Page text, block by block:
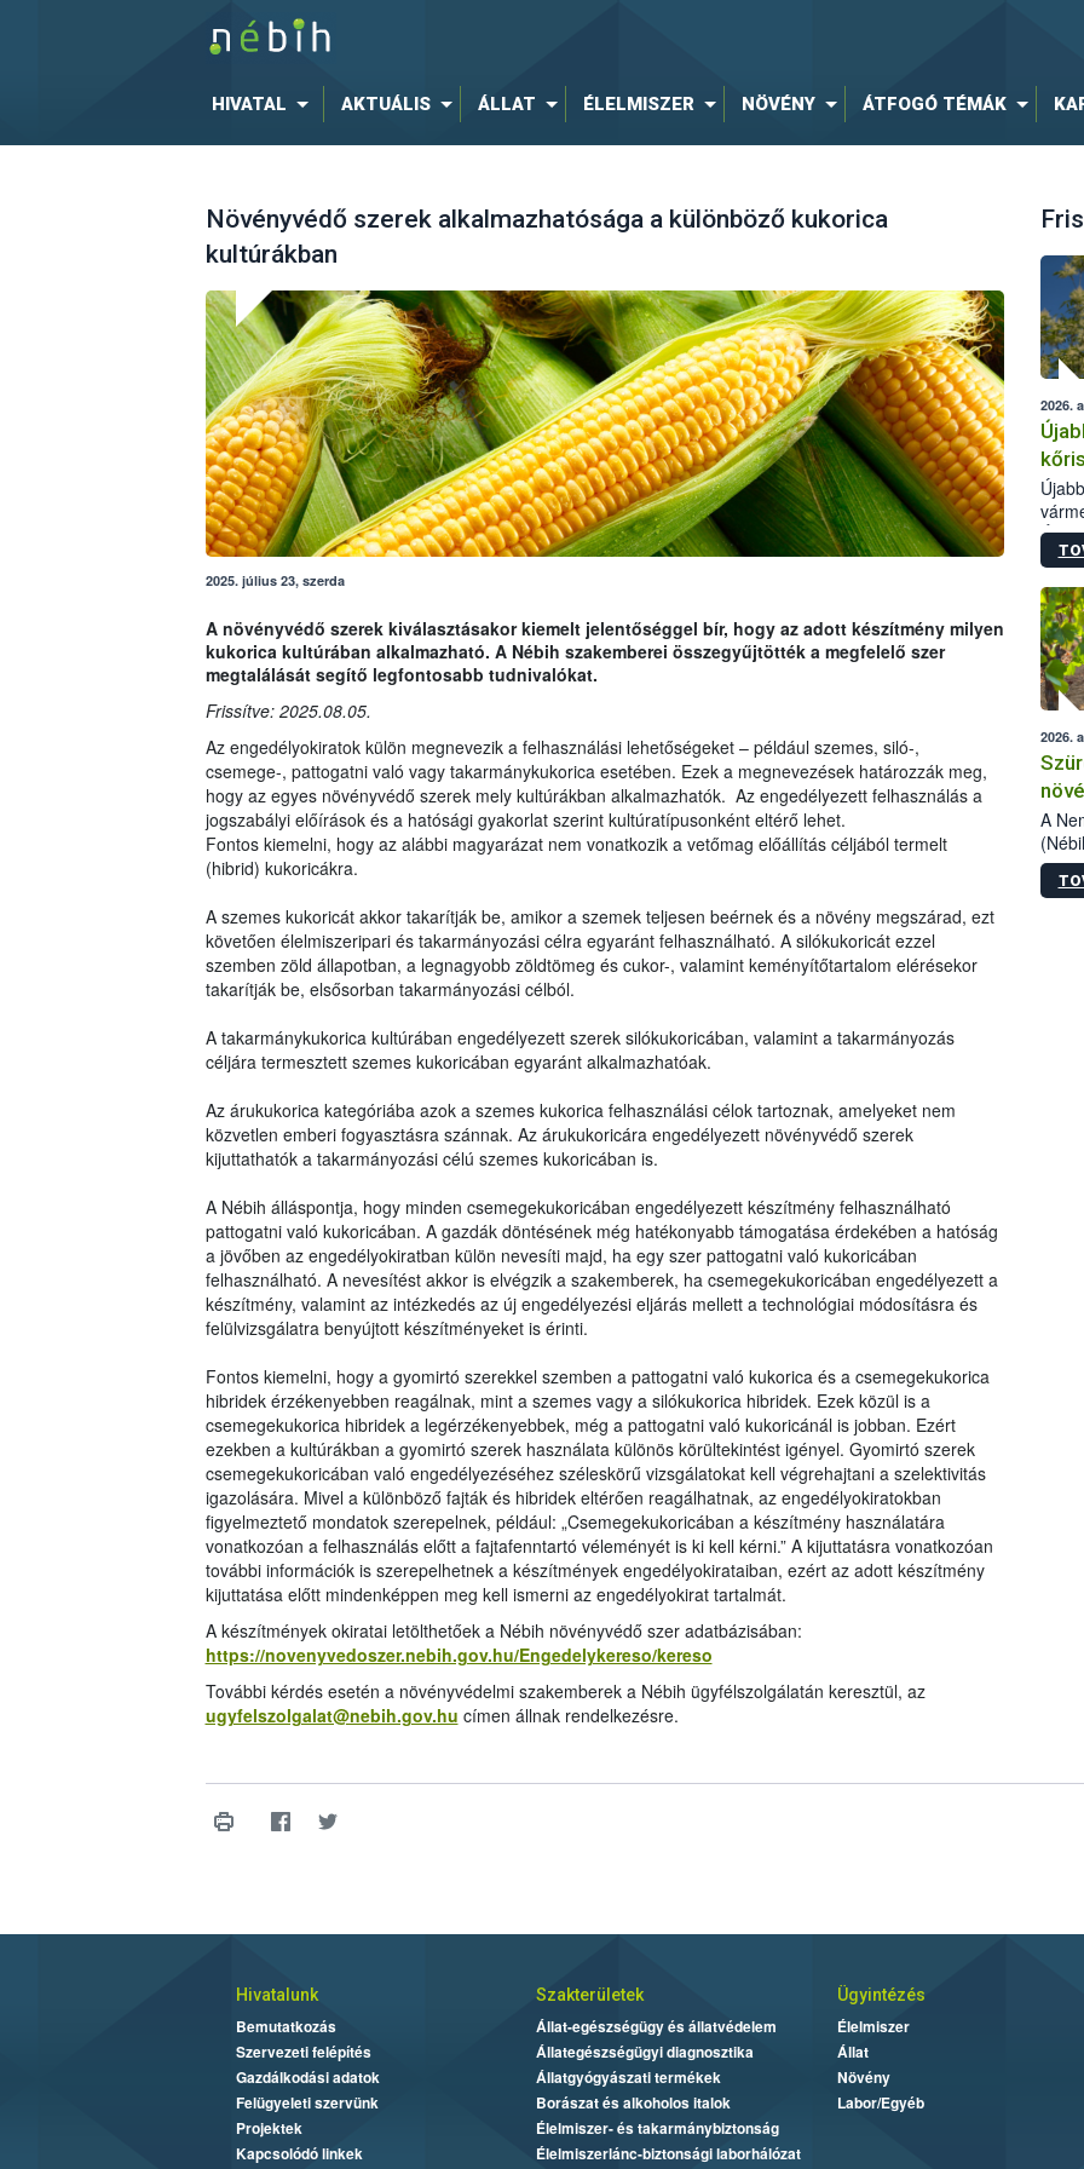
HIVATAL AKTUÁLIS ÁLLAT ÉLELMISZER NÖVÉNY ÁTFOGÓ TÉMÁK
Növényvédő szerek alkalmazhatósága a különböző kukorica
kultúrákban
2025. július 23, szerda
A növényvédő szerek kiválasztásakor kiemelt jelentőséggel bír, hogy az adott készítmény milyen
kukorica kultúrában alkalmazható. A Nébih szakemberei összegyűjtötték a megfelelő szer
megtalálását segítő legfontosabb tudnivalókat.
Frissítve: 2025.08.05.
Az engedélyokiratok külön megnevezik a felhasználási lehetőségeket – például szemes, siló-,
csemege-, pattogatni való vagy takarmánykukorica esetében. Ezek a megnevezések határozzák meg,
hogy az egyes növényvédő szerek mely kultúrákban alkalmazhatók. Az engedélyezett felhasználás a
jogszabályi előírások és a hatósági gyakorlat szerint kultúratípusonként eltérő lehet.
Fontos kiemelni, hogy az alábbi magyarázat nem vonatkozik a vetőmag előállítás céljából termelt
(hibrid) kukoricákra.
A szemes kukoricát akkor takarítják be, amikor a szemek teljesen beérnek és a növény megszárad, ezt
követően élelmiszeripari és takarmányozási célra egyaránt felhasználható. A silókukoricát ezzel
szemben zöld állapotban, a legnagyobb zöldtömeg és cukor-, valamint keményítőtartalom elérésekor
takarítják be, elsősorban takarmányozási célból.
A takarmánykukorica kultúrában engedélyezett szerek silókukoricában, valamint a takarmányozás
céljára termesztett szemes kukoricában egyaránt alkalmazhatóak.
Az árukukorica kategóriába azok a szemes kukorica felhasználási célok tartoznak, amelyeket nem
közvetlen emberi fogyasztásra szánnak. Az árukukoricára engedélyezett növényvédő szerek
kijuttathatók a takarmányozási célú szemes kukoricában is.
A Nébih álláspontja, hogy minden csemegekukoricában engedélyezett készítmény felhasználható
pattogatni való kukoricában. A gazdák döntésének még hatékonyabb támogatása érdekében a hatóság
a jövőben az engedélyokiratban külön nevesíti majd, ha egy szer pattogatni való kukoricában
felhasználható. A nevesítést akkor is elvégzik a szakemberek, ha csemegekukoricában engedélyezett a
készítmény, valamint az intézkedés az új engedélyezési eljárás mellett a technológiai módosításra és
felülvizsgálatra benyújtott készítményeket is érinti.
Fontos kiemelni, hogy a gyomirtó szerekkel szemben a pattogatni való kukorica és a csemegekukorica
hibridek érzékenyebben reagálnak, mint a szemes vagy a silókukorica hibridek. Ezek közül is a
csemegekukorica hibridek a legérzékenyebbek, még a pattogatni való kukoricánál is jobban. Ezért
ezekben a kultúrákban a gyomirtó szerek használata különös körültekintést igényel. Gyomirtó szerek
csemegekukoricában való engedélyezéséhez széleskörű vizsgálatokat kell végrehajtani a szelektivitás
igazolására. Mivel a különböző fajták és hibridek eltérően reagálhatnak, az engedélyokiratokban
figyelmeztető mondatok szerepelnek, például: „Csemegekukoricában a készítmény használatára
vonatkozóan a felhasználás előtt a fajtafenntartó véleményét is ki kell kérni.” A kijuttatásra vonatkozóan
további információk is szerepelhetnek a készítmények engedélyokirataiban, ezért az adott készítmény
kijuttatása előtt mindenképpen meg kell ismerni az engedélyokirat tartalmát.
A készítmények okiratai letölthetőek a Nébih növényvédő szer adatbázisában:
https://novenyvedoszer.nebih.gov.hu/Engedelykereso/kereso
További kérdés esetén a növényvédelmi szakemberek a Nébih ügyfélszolgálatán keresztül, az
ugyfelszolgalat@nebih.gov.hu címen állnak rendelkezésre.
2026.
2026.
A
Hivatalunk
Bemutatkozás
Szervezeti felépítés
Gazdálkodási adatok
Felügyeleti szervünk
Projektek
Kapcsolódó linkek
Szakterületek
Állat-egészségügy és állatvédelem
Állategészségügyi diagnosztika
Állatgyógyászati termékek
Borászat és alkoholos italok
Élelmiszer- és takarmánybiztonság
Élelmiszerlánc-biztonsági laborhálózat
Ügyintézés
Élelmiszer
Állat
Növény
Labor/Egyéb